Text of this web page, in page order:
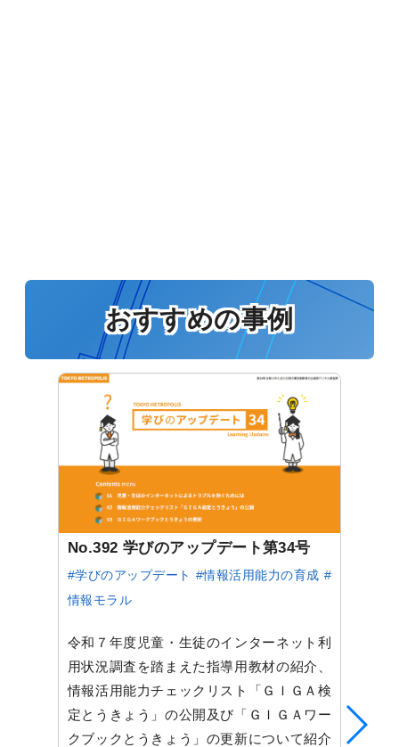
おすすめの事例
No.392 学びのアップデート第34号
#学びのアップデート #情報活用能力の育成 #
情報モラル
令和７年度児童・生徒のインターネット利
用状況調査を踏まえた指導用教材の紹介、
情報活用能力チェックリスト「ＧＩＧＡ検
定とうきょう」の公開及び「ＧＩＧＡワー
クブックとうきょう」の更新について紹介